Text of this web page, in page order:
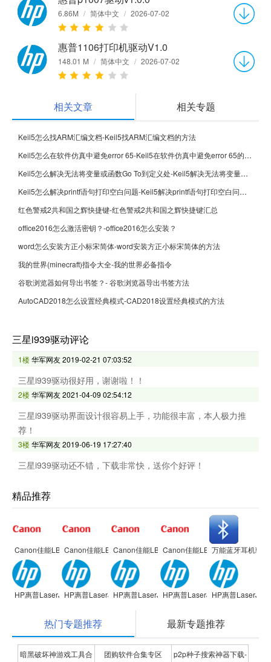
6.86M / 简体中文 / 2026-07-02
惠普1106打印机驱动V1.0
148.01 M / 简体中文 / 2026-07-02
相关文章 相关专题
Keil5怎么找ARM汇编文档-Keil5找ARM汇编文档的方法
Keil5怎么在软件仿真中避免error 65-Keil5在软件仿真中避免error 65的方法
Keil5怎么解决无法将变量或函数Go To到定义处-Keil5解决无法将变量或函数Go To到定义处的方法
Keil5怎么解决printf语句打印空白问题-Keil5解决printf语句打印空白问题的方法
红色警戒2共和国之辉快捷键-红色警戒2共和国之辉快捷键汇总
office2016怎么激活密钥？-office2016怎么安装？
word怎么安装方正小标宋简体-word安装方正小标宋简体的方法
我的世界(minecraft)指令大全-我的世界必备指令
谷歌浏览器如何导出书签？- 谷歌浏览器导出书签方法
AutoCAD2018怎么设置经典模式-CAD2018设置经典模式的方法
三星i939驱动评论
1楼华军网友2019-02-21 07:03:52
三星i939驱动很好用，谢谢啦！！
2楼华军网友2021-04-09 02:54:12
三星i939驱动界面设计很容易上手，功能很丰富，本人极力推
荐！
3楼华军网友2019-06-19 17:27:40
三星i939驱动还不错，下载非常快，送你个好评！
精品推荐
Canon佳能LBP2900 激光打印机驱动
Canon佳能LBP2900 激光打印机驱动
Canon佳能LBP2900 激光打印机驱动
Canon佳能LBP2900 激光打印机
万能蓝牙耳机驱动
HP惠普LaserJet 1020 Plus打印机
HP惠普LaserJet 1020 Plus打印机
HP惠普LaserJet 1020 Plus打印机
HP惠普LaserJet 1020 Plus打印
HP惠普LaserJet
热门专题推荐 最新专题推荐
暗黑破坏神游戏工具合 团购软件合集专区 p2p种子搜索神器下载-